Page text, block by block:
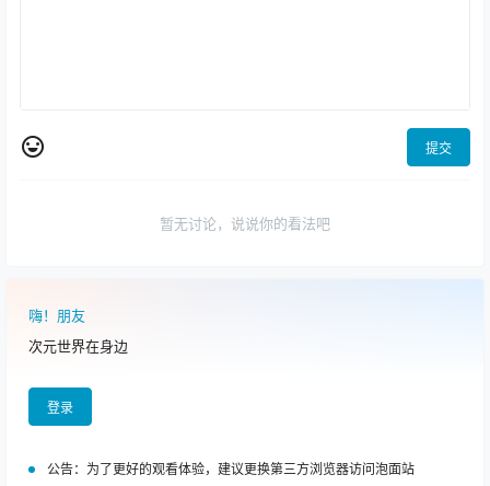
提交
暂无讨论，说说你的看法吧
嗨！朋友
次元世界在身边
登录
公告： 为了更好的观看体验，建议更换第三方浏览器访问泡面站